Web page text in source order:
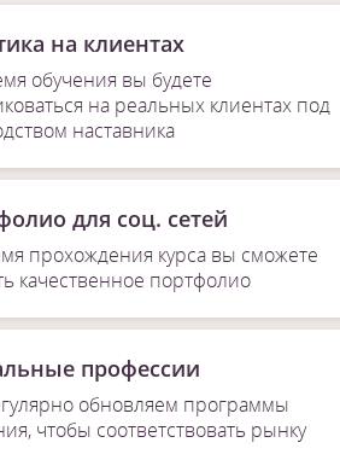
на клиентах
обучения вы будете
на реальных клиентах под
наставника
для соц. сетей
прохождения курса вы сможете
качественное портфолио
профессии
обновляем программы
чтобы соответствовать рынку